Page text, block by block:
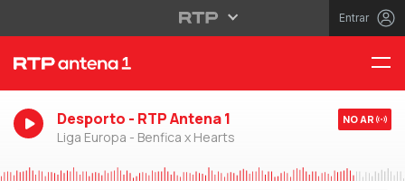
Entrar
Desporto - RTP Antena 1
Liga Europa - Benfica x Hearts
NO AR